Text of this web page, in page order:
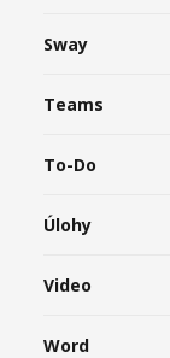
Sway
Teams
To-Do
Úlohy
Video
Word